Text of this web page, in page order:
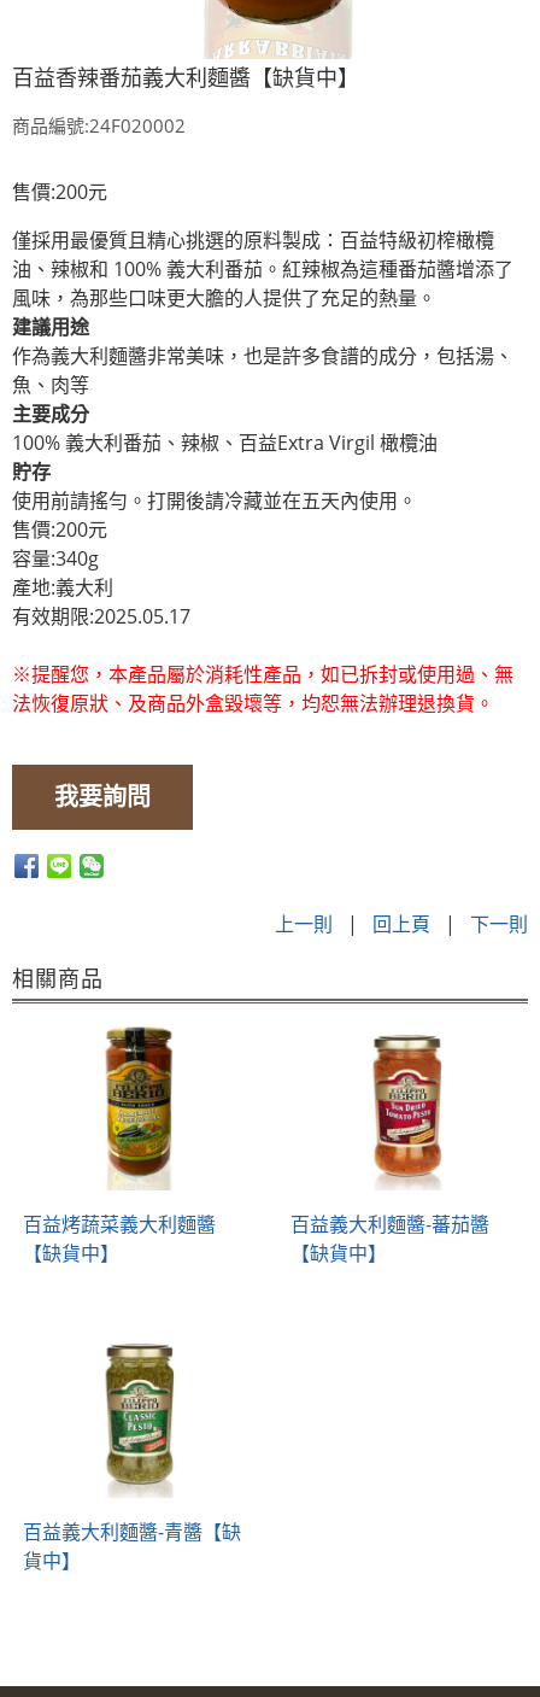
百益香辣番茄義大利麵醬【缺貨中】
商品編號:24F020002
售價:200元
僅採用最優質且精心挑選的原料製成：百益特級初榨橄欖
油、辣椒和 100% 義大利番茄。紅辣椒為這種番茄醬增添了
風味，為那些口味更大膽的人提供了充足的熱量。
建議用途
作為義大利麵醬非常美味，也是許多食譜的成分，包括湯、
魚、肉等
主要成分
100% 義大利番茄、辣椒、百益Extra Virgil 橄欖油
貯存
使用前請搖勻。打開後請冷藏並在五天內使用。
售價:200元
容量:340g
產地:義大利
有效期限:2025.05.17
※提醒您，本產品屬於消耗性產品，如已拆封或使用過、無
法恢復原狀、及商品外盒毀壞等，均恕無法辦理退換貨。
我要詢問
上一則 | 回上頁 | 下一則
相關商品
百益烤蔬菜義大利麵醬
【缺貨中】
百益義大利麵醬-蕃茄醬
【缺貨中】
百益義大利麵醬-青醬【缺
貨中】